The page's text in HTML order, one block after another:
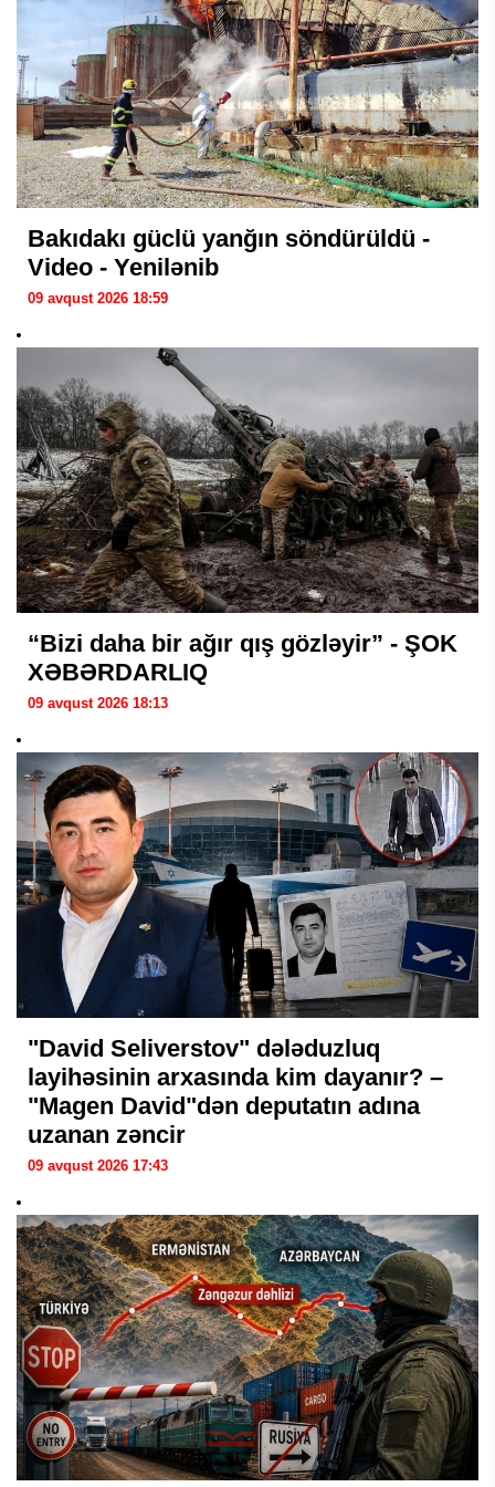
Bakıdakı güclü yanğın söndürüldü -
Video - Yenilənib
09 avqust 2026 18:59
“Bizi daha bir ağır qış gözləyir” - ŞOK
XƏBƏRDARLIQ
09 avqust 2026 18:13
"David Seliverstov" dələduzluq
layihəsinin arxasında kim dayanır? –
"Magen David"dən deputatın adına
uzanan zəncir
09 avqust 2026 17:43